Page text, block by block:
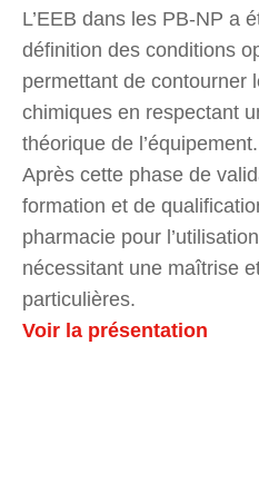
L’EEB dans les PB-NP a
définition des conditions
permettant de contourner
chimiques en respectant
théorique de l’équipement.
Après cette phase de
formation et de
pharmacie pour
nécessitant une maîtrise
particulières.
Voir la présentation